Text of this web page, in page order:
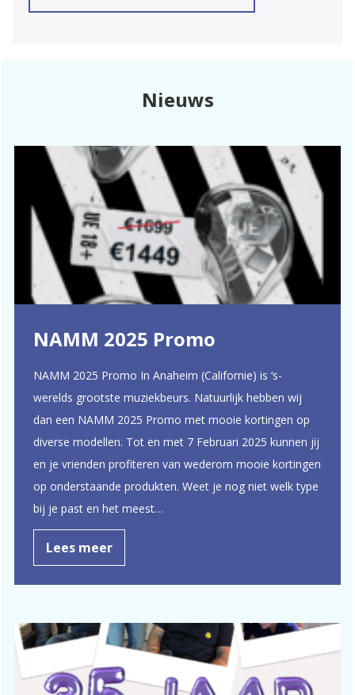
Nieuws
NAMM 2025 Promo
NAMM 2025 Promo In Anaheim (Californie) is ‘s-
werelds grootste muziekbeurs. Natuurlijk hebben wij
dan een NAMM 2025 Promo met mooie kortingen op
diverse modellen. Tot en met 7 Februari 2025 kunnen jij
en je vrienden profiteren van wederom mooie kortingen
op onderstaande produkten. Weet je nog niet welk type
bij je past en het meest…
Lees meer